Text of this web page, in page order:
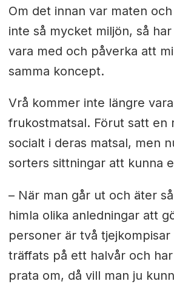
Om det innan var maten
inte så mycket miljön, så
vara med och påverka att
samma koncept.
Vrå kommer inte längre
frukostmatsal. Förut satt en
socialt i deras matsal, men
sorters sittningar att kunna
– När man går ut och äter
himla olika anledningar att
personer är två
träffats på ett halvår och
prata om, då vill man ju